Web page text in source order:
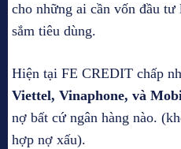
cho những ai cần vốn đầu
sắm tiêu dùng.
Hiện tại FE CREDIT chấp
Viettel, Vinaphone, và
nợ bất cứ ngân hàng nào.
hợp nợ xấu).